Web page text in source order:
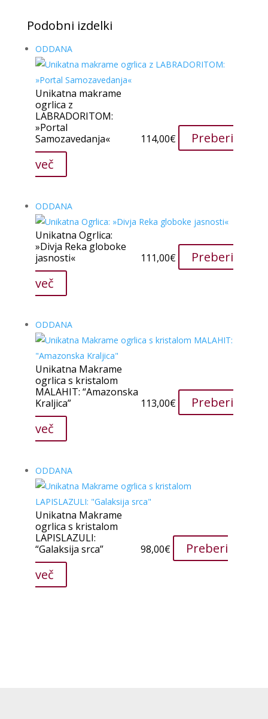
Podobni izdelki
ODDANA
Unikatna makrame
ogrlica z
LABRADORITOM:
»Portal
Samozavedanja«
114,00€
Preberi
več
ODDANA
Unikatna Ogrlica:
»Divja Reka globoke
jasnosti«
111,00€
Preberi
več
ODDANA
Unikatna Makrame
ogrlica s kristalom
MALAHIT: “Amazonska
Kraljica”
113,00€
Preberi
več
ODDANA
Unikatna Makrame
ogrlica s kristalom
LAPISLAZULI:
“Galaksija srca”
98,00€
Preberi
več